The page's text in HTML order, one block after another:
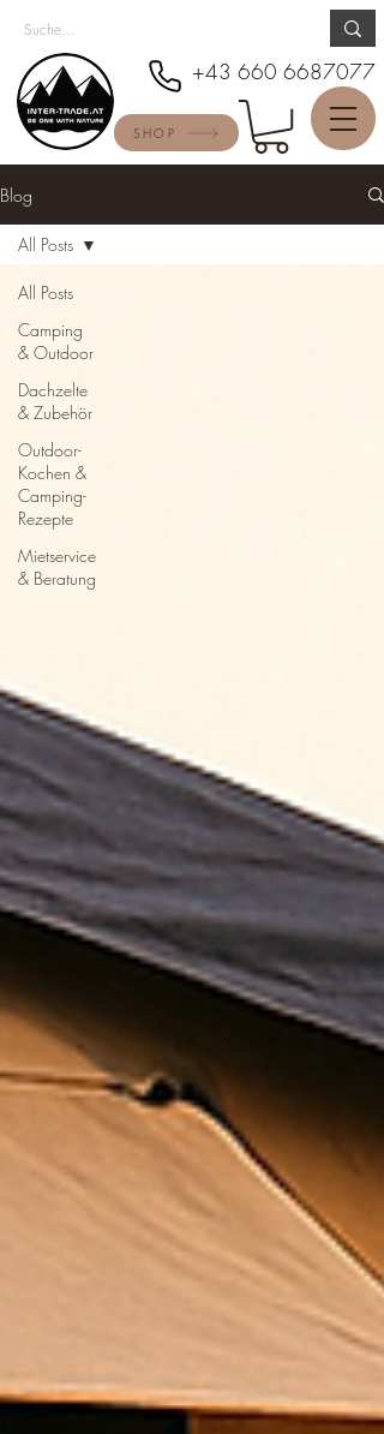
+43 660 6687077
SHOP
Blog
All Posts
Camping
& Outdoor
Dachzelte
& Zubehör
Outdoor-
Kochen &
Camping-
Rezepte
Mietservice
& Beratung
All Posts